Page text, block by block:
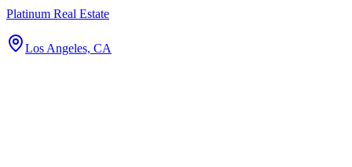
Platinum Real Estate
Los Angeles, CA